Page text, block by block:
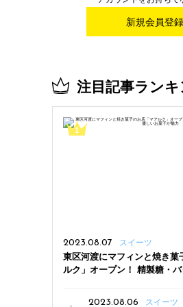
新規会員登録
注目記事ラン
2023.08.07 スイーツ
東区河渡にマフィンと焼き菓
ルク」オープン！ 精製糖・
2023.08.06
スイーツ